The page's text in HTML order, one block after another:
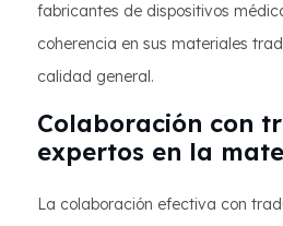
fabricantes de dispositivos
coherencia en sus materiales
calidad general.
Colaboración con
expertos en la
La colaboración efectiva con